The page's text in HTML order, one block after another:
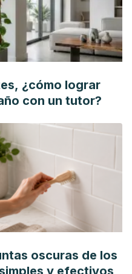
¿cómo lograr
con un tutor?
oscuras de los
y efectivos